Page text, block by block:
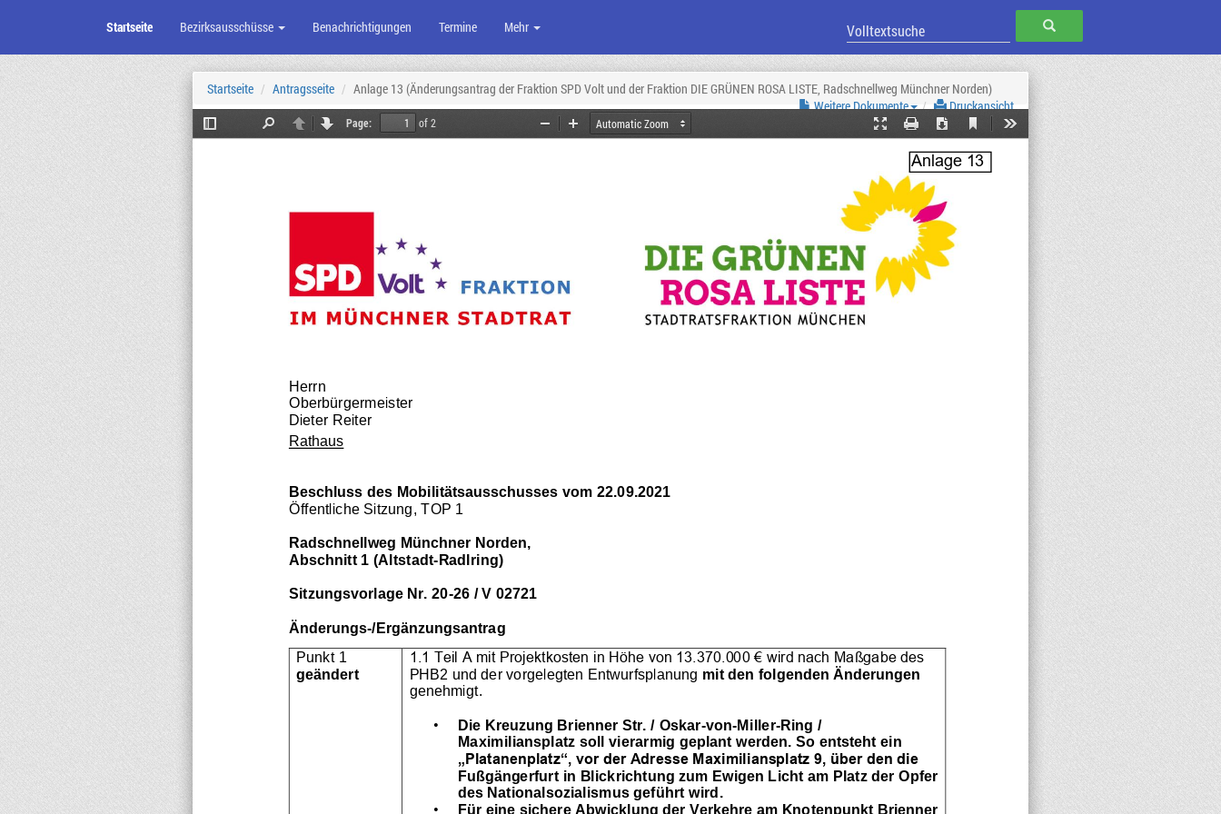
Zum
Seiteninhalt
SUCHEN
Startseite Bezirksausschüsse Benachrichtigungen Termine Mehr
Startseite Antragsseite
Anlage 13 (Änderungsantrag der Fraktion SPD Volt und der Fraktion DIE GRÜNEN ROSA LISTE, Radschnellweg Münchner Norden)
Druckansicht
Weitere Dokumente
Toggle
Find PreviousNext
Page:
of 2
Presentation
Print Download
Current
Tools
Zoom Zoom
Herrn
Oberbürgermeister
Dieter Reiter
Rathaus
Beschluss des Mobilitätsausschusses vom 22.09.2021
Öffentliche Sitzung, TOP 1
Radschnellweg Münchner Norden,
Abschnitt 1 (Altstadt-Radlring)
Sitzungsvorlage Nr. 20-26 / V 02721
Änderungs-/Ergänzungsantrag
Punkt 1
geändert
1.1 Teil A mit Projektkosten in Höhe von 13.370.000 € wird nach Maßgabe des
PHB2 und der vorgelegten Entwurfsplanung mit den folgenden Änderungen
genehmigt.
• Die Kreuzung Brienner Str. / Oskar-von-Miller-Ring /
Maximiliansplatz soll vierarmig geplant werden. So entsteht ein
„Platanenplatz“, vor der Adresse Maximiliansplatz 9, über den die
Fußgängerfurt in Blickrichtung zum Ewigen Licht am Platz der Opfer
des Nationalsozialismus geführt wird.
•
Für eine sichere Abwicklung der Verkehre am Knotenpunkt Brienner
Anlage 13